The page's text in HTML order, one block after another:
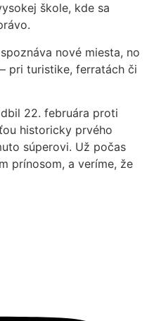
škole, kde sa
nové miesta, no
pri turistike, ferratách či
22. februára proti
historicky prvého
súperovi. Už počas
prínosom, a veríme, že